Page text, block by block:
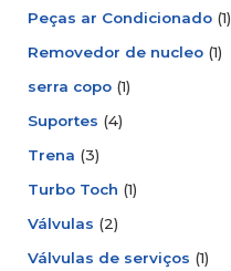
Peças ar Condicionado (1)
Removedor de nucleo (1)
serra copo (1)
Suportes (4)
Trena (3)
Turbo Toch (1)
Válvulas (2)
Válvulas de serviços (1)